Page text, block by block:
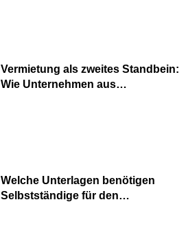
Vermietung als zweites Standbein:
Wie Unternehmen aus
Welche Unterlagen benötigen
Selbstständige für den